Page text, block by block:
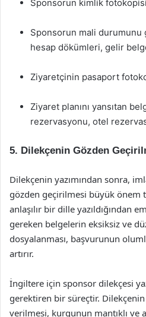
Sponsorun kimlik fotokopisi
Sponsorun mali
hesap dökümleri, gelir
Ziyaretçinin pasaport
Ziyaret planını yansıtan
rezervasyonu, otel
5. Dilekçenin Gözden
Dilekçenin yazımından sonra,
gözden geçirilmesi büyük önem
anlaşılır bir dille yazıldığından
gereken belgelerin eksiksiz ve
dosyalanması, başvurunun
artırır.
İngiltere için sponsor dilekçesi
gerektiren bir süreçtir.
verilmesi, kurgunun mantıklı ve